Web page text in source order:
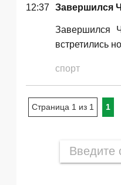
12:37 Завершился
Завершился
встретились
спорт
Страница 1 из 1 1